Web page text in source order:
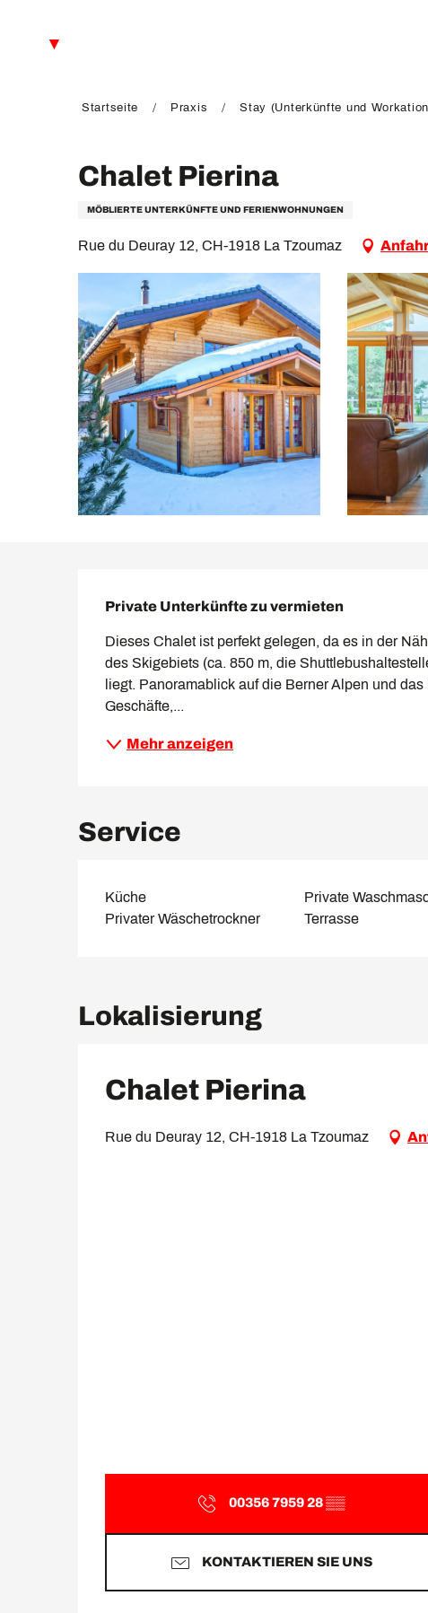
Startseite Praxis Stay (Unterkünfte und
Chalet Pierina
MÖBLIERTE UNTERKÜNFTE UND FERIENWOHNUNGEN
Rue du Deuray 12, CH-1918 La Tzoumaz
Private Unterkünfte zu vermieten
Dieses Chalet ist perfekt gelegen, da es in der
des Skigebiets (ca. 850 m, die
liegt. Panoramablick auf die Berner Alpen und
Geschäfte,...
Mehr anzeigen
Service
Küche Private
Privater Wäschetrockner
Terrasse
Lokalisierung
Chalet Pierina
Rue du Deuray 12, CH-1918 La Tzoumaz
00356 7959 28▒▒
KONTAKTIEREN SIE UNS